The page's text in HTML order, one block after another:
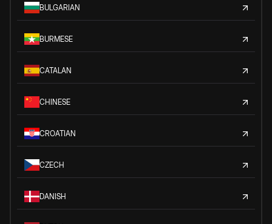
BULGARIAN
BURMESE
CATALAN
CHINESE
CROATIAN
CZECH
DANISH